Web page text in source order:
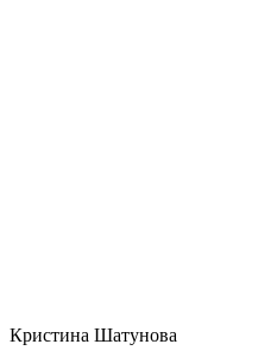
Кристина Шатунова